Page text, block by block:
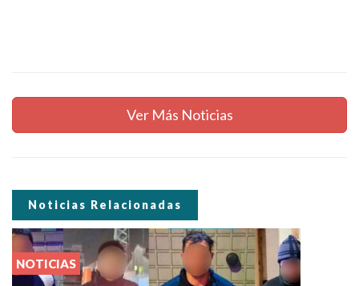
Ver Más Noticias
Noticias Relacionadas
NOTICIAS